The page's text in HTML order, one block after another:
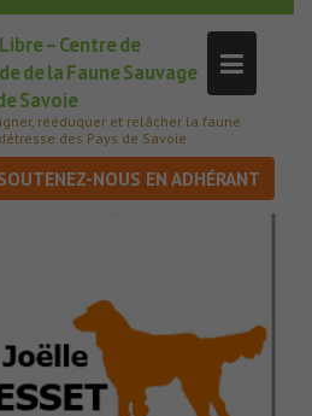
– Centre de
de la Faune Sauvage
Savoie
rééduquer et relâcher la faune
des Pays de Savoie
NOUS